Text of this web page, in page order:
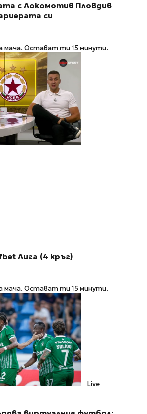
с Локомотив Пловдив
си
мача. Остават ти 15 минути.
Лига (4 кръг)
мача. Остават ти 15 минути.
Live